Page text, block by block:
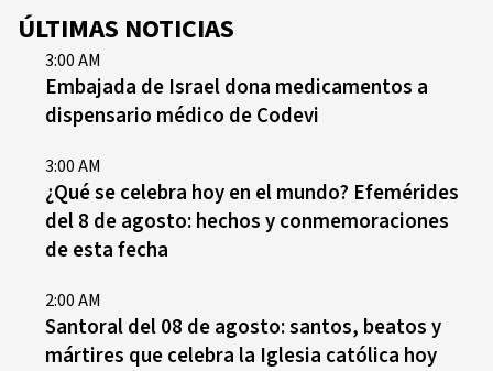
ÚLTIMAS NOTICIAS
3:00 AM
Embajada de Israel dona medicamentos a
dispensario médico de Codevi
3:00 AM
¿Qué se celebra hoy en el mundo? Efemérides
del 8 de agosto: hechos y conmemoraciones
de esta fecha
2:00 AM
Santoral del 08 de agosto: santos, beatos y
mártires que celebra la Iglesia católica hoy